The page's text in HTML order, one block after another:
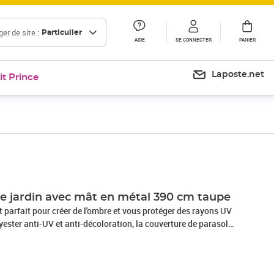
de site : Particulier
AIDE SE CONNECTER PANIER
Prince Laposte.net
jardin avec mât en métal 390 cm taupe
parfait pour créer de l'ombre et vous protéger des rayons UV
anti-UV et anti-décoloration, la couverture de parasol
contre le soleil et est facile à nettoyer. Le mât en
fermé facilement grâce au mécanisme à manivelle.